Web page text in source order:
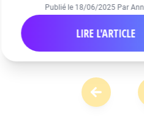
Publié le 18/06/2025 Par
LIRE L'ARTICLE